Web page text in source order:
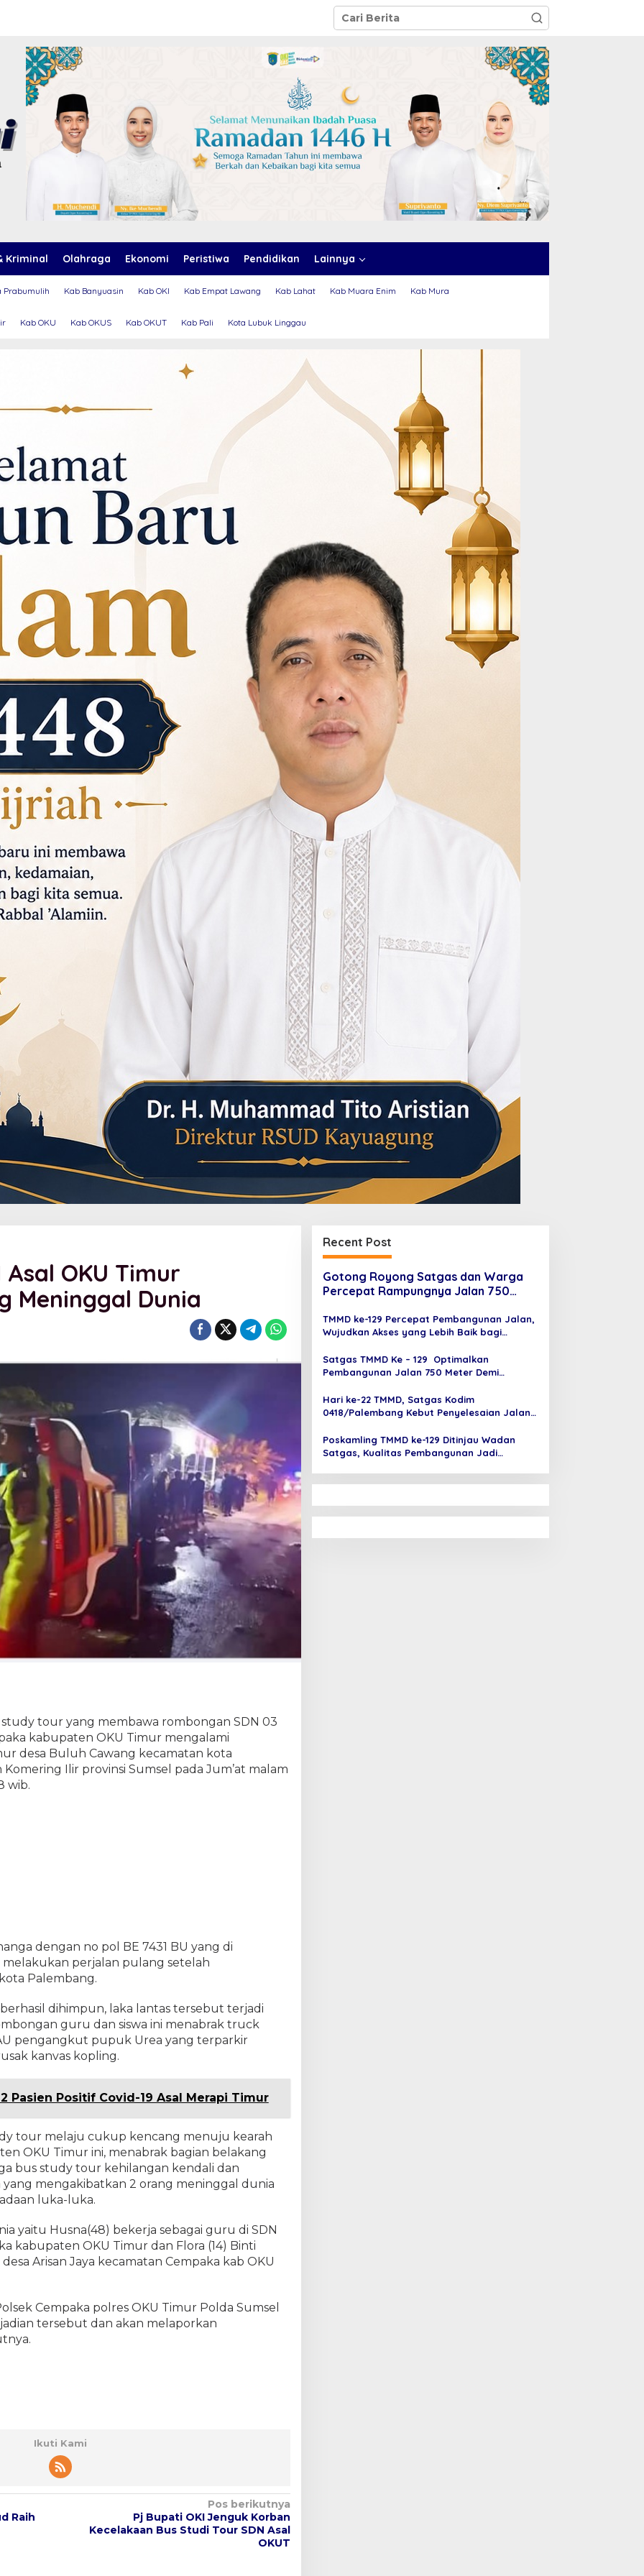
Kriminal Olahraga Ekonomi Peristiwa Pendidikan Lainnya
Prabumulih Kab Banyuasin Kab OKI Kab Empat Lawang Kab Lahat Kab Muara Enim Kab Mura
Kab OKU Kab OKUS Kab OKUT Kab Pali Kota Lubuk Linggau
Asal OKU Timur
Meninggal Dunia
study tour yang membawa rombongan SDN 03
kabupaten OKU Timur mengalami
desa Buluh Cawang kecamatan kota
Ilir provinsi Sumsel pada Jum’at malam
wib.
dengan no pol BE 7431 BU yang di
perjalan pulang setelah
Palembang.
dihimpun, laka lantas tersebut terjadi
guru dan siswa ini menabrak truck
pengangkut pupuk Urea yang terparkir
kanvas kopling.
Pasien Positif Covid-19 Asal Merapi Timur
tour melaju cukup kencang menuju kearah
OKU Timur ini, menabrak bagian belakang
bus study tour kehilangan kendali dan
mengakibatkan 2 orang meninggal dunia
luka-luka.
yaitu Husna(48) bekerja sebagai guru di SDN
kabupaten OKU Timur dan Flora (14) Binti
Arisan Jaya kecamatan Cempaka kab OKU
Cempaka polres OKU Timur Polda Sumsel
tersebut dan akan melaporkan
Ikuti Kami
Raih
Pos berikutnya
Pj Bupati OKI Jenguk Korban
Kecelakaan Bus Studi Tour SDN Asal
OKUT
Recent Post
Gotong Royong Satgas dan Warga
Percepat Rampungnya Jalan 750
TMMD ke-129 Percepat Pembangunan Jalan,
Wujudkan Akses yang Lebih Baik bagi
Satgas TMMD Ke – 129 Optimalkan
Pembangunan Jalan 750 Meter Demi
Hari ke-22 TMMD, Satgas Kodim
0418/Palembang Kebut Penyelesaian Jalan
Poskamling TMMD ke-129 Ditinjau Wadan
Satgas, Kualitas Pembangunan Jadi